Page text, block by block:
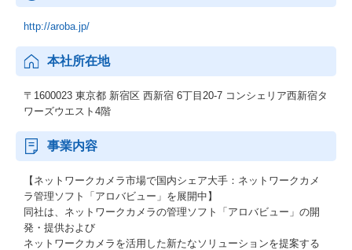
http://aroba.jp/
本社所在地
〒1600023 東京都 新宿区 西新宿 6丁目20-7 コンシェリア西新宿タ
ワーズウエスト4階
事業内容
【ネットワークカメラ市場で国内シェア大手：ネットワークカメ
ラ管理ソフト「アロバビュー」を展開中】
同社は、ネットワークカメラの管理ソフト「アロバビュー」の開
発・提供および
ネットワークカメラを活用した新たなソリューションを提案する